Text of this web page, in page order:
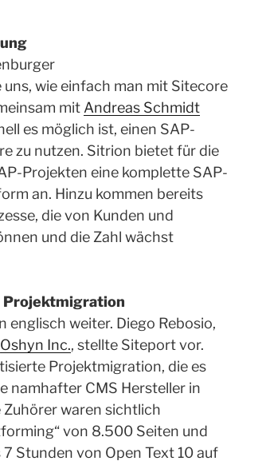
uns, wie einfach man mit Sitecore
mit Andreas Schmidt
es möglich ist, einen SAP-
zu nutzen. Sitrion bietet für die
Projekten eine komplette SAP-
an. Hinzu kommen bereits
die von Kunden und
und die Zahl wächst
englisch weiter. Diego Rebosio,
Oshyn Inc., stellte Siteport vor.
Projektmigration, die es
namhafter CMS Hersteller in
waren sichtlich
von 8.500 Seiten und
Stunden von Open Text 10 auf